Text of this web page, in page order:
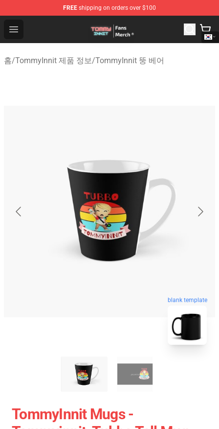
FREE shipping on orders over $100
Open menu
TommyInnit Store - Official TommyInnit Merchandise
홈/TommyInnit 제품 정보/TommyInnit 뚱 베어
blank template
TommyInnit Mugs -